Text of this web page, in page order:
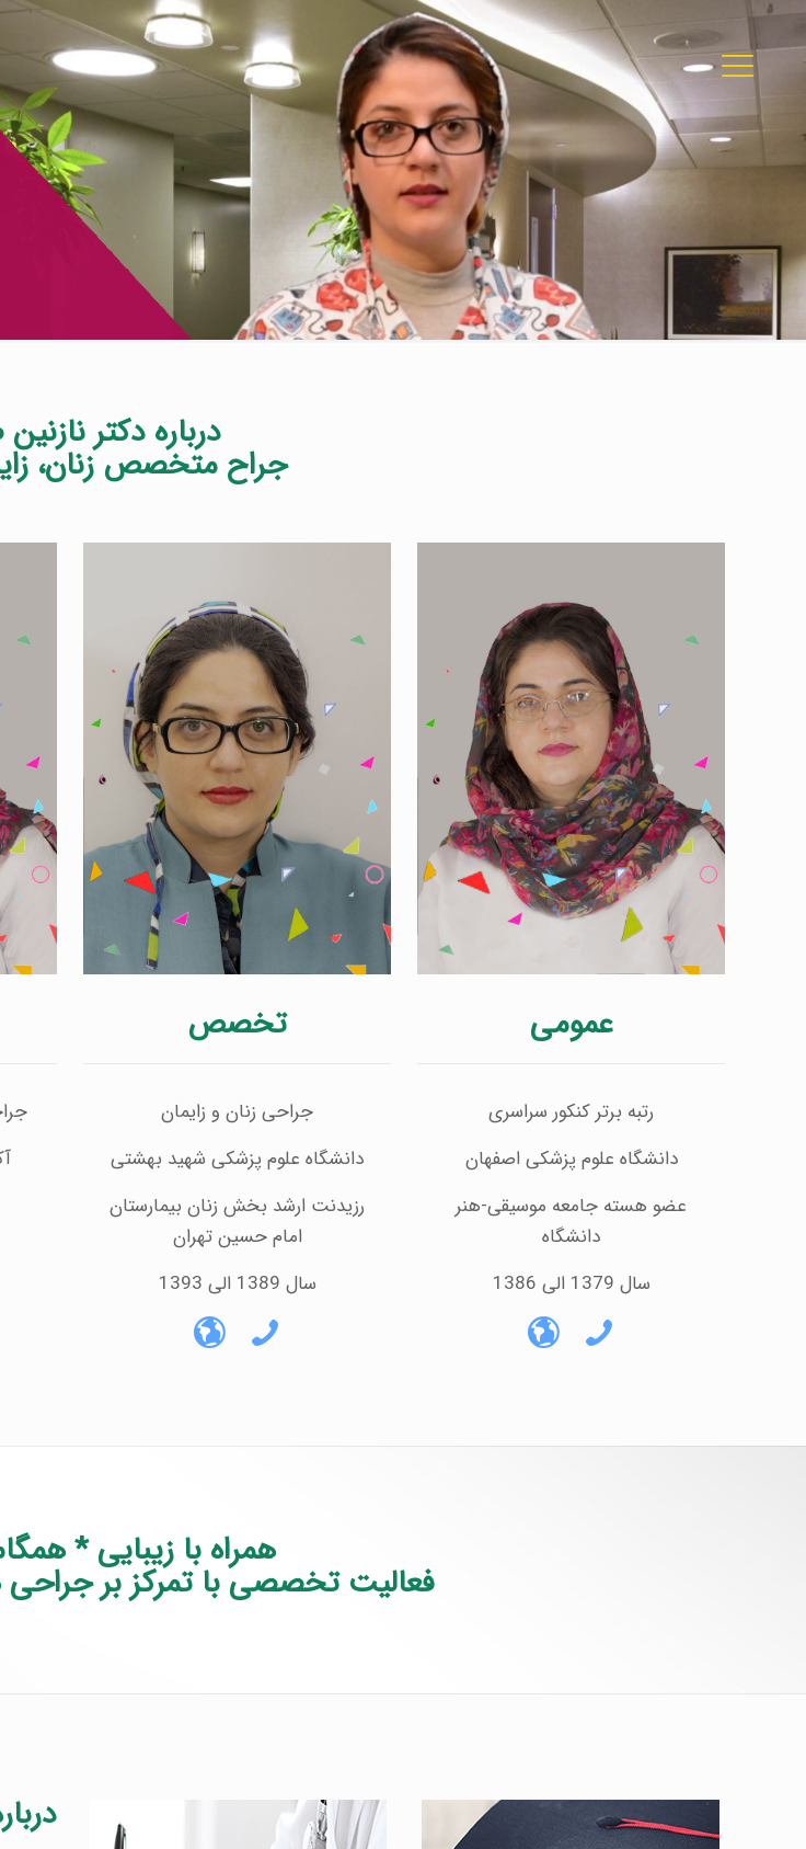
دربارهدکتر
جراح متخصص زنان،
عمومی
رتبه برتر کنکور سراسری
دانشگاه علوم پزشکی اصفهان
عضو هسته جامعه موسیقی-هنر
دانشگاه
سال 1379 الی 1386
تخصص
جراحی زنان و زایمان
دانشگاه علوم پزشکی شهید بهشتی
رزیدنت ارشد بخش زنان بیمارستان
امام حسین تهران
سال 1389 الی 1393
همراه با زیبایی *
فعالیت تخصصی با تمرکز برجراحی